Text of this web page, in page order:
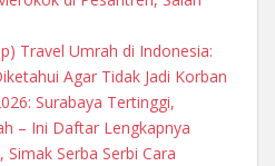
Travel Umrah di Indonesia:
Agar Tidak Jadi Korban
Surabaya Tertinggi,
– Ini Daftar Lengkapnya
Serba Serbi Cara